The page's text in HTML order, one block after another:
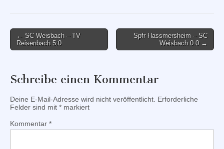
Post
navigation
← SC Weisbach – TV
Reisenbach 5:0
Spfr Hassmersheim – SC
Weisbach 0:0 →
Schreibe einen Kommentar
Deine E-Mail-Adresse wird nicht veröffentlicht. Erforderliche
Felder sind mit * markiert
Kommentar *